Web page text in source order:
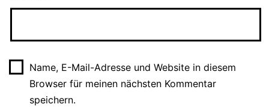
Name, E-Mail-Adresse und Website in diesem
Browser für meinen nächsten Kommentar
speichern.